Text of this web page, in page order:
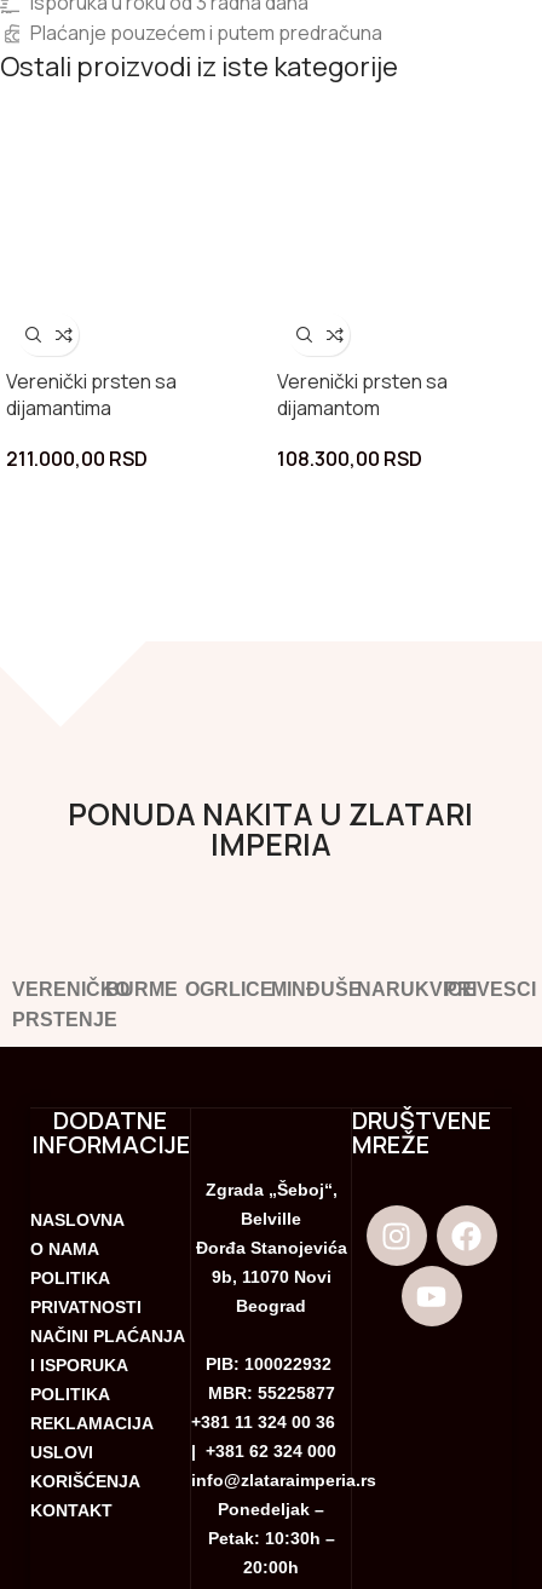
Plaćanje pouzećem i putem predračuna
Ostali proizvodi iz iste kategorije
Verenički prsten sa
dijamantima
211.000,00 RSD
Verenički prsten sa
dijamantom
108.300,00 RSD
PONUDA NAKITA U ZLATARI
IMPERIA
VERENIČKO
PRSTENJE
BURME OGRLICEMINĐUŠENARUKVICEPRIVESCI
DODATNE
INFORMACIJE
NASLOVNA
O NAMA
POLITIKA
PRIVATNOSTI
NAČINI PLAĆANJA
I ISPORUKA
POLITIKA
REKLAMACIJA
USLOVI
KORIŠĆENJA
KONTAKT
Zgrada „Šeboj“,
Belville
Đorđa Stanojevića
9b, 11070 Novi
Beograd
PIB: 100022932
MBR: 55225877
+381 11 324 00 36
|+381 62 324 000
info@zlataraimperia.rs
Ponedeljak –
Petak: 10:30h –
20:00h
DRUŠTVENE
MREŽE